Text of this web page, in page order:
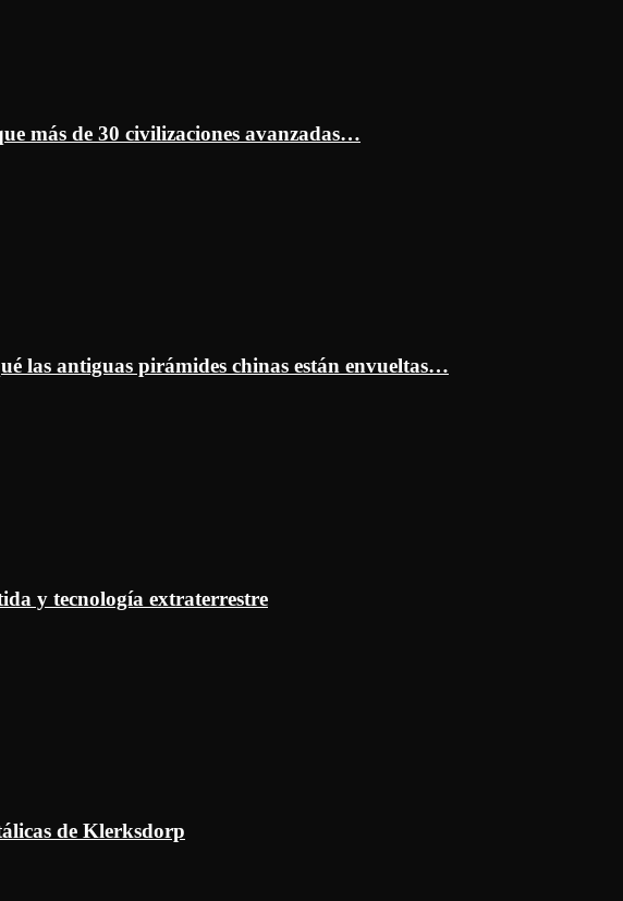
más de 30 civilizaciones avanzadas…
las antiguas pirámides chinas están envueltas…
y tecnología extraterrestre
de Klerksdorp